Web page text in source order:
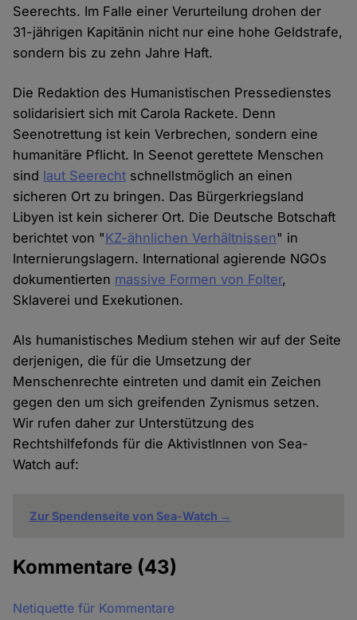
Seerechts. Im Falle einer Verurteilung drohen der
31-jährigen Kapitänin nicht nur eine hohe Geldstrafe,
sondern bis zu zehn Jahre Haft.
Die Redaktion des Humanistischen Pressedienstes
solidarisiert sich mit Carola Rackete. Denn
Seenotrettung ist kein Verbrechen, sondern eine
humanitäre Pflicht. In Seenot gerettete Menschen
sind laut Seerecht schnellstmöglich an einen
sicheren Ort zu bringen. Das Bürgerkriegsland
Libyen ist kein sicherer Ort. Die Deutsche Botschaft
berichtet von "KZ-ähnlichen Verhältnissen" in
Internierungslagern. International agierende NGOs
dokumentierten massive Formen von Folter,
Sklaverei und Exekutionen.
Als humanistisches Medium stehen wir auf der Seite
derjenigen, die für die Umsetzung der
Menschenrechte eintreten und damit ein Zeichen
gegen den um sich greifenden Zynismus setzen.
Wir rufen daher zur Unterstützung des
Rechtshilfefonds für die AktivistInnen von Sea-
Watch auf:
Zur Spendenseite von Sea-Watch →
Kommentare (43)
Netiquette für Kommentare